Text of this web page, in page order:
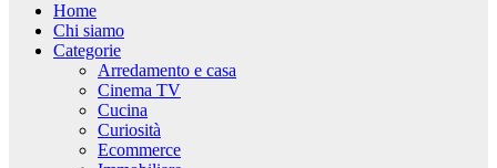
Home
Chi siamo
Categorie
Arredamento e casa
Cinema TV
Cucina
Curiosità
Ecommerce